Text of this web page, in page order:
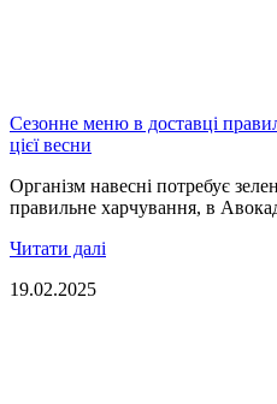
Сезонне меню в доставці
цієї весни
Організм навесні потребує
правильне харчування, в
Читати далі
19.02.2025